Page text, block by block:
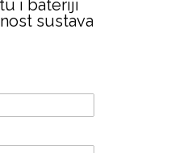
i bateriji
sustava